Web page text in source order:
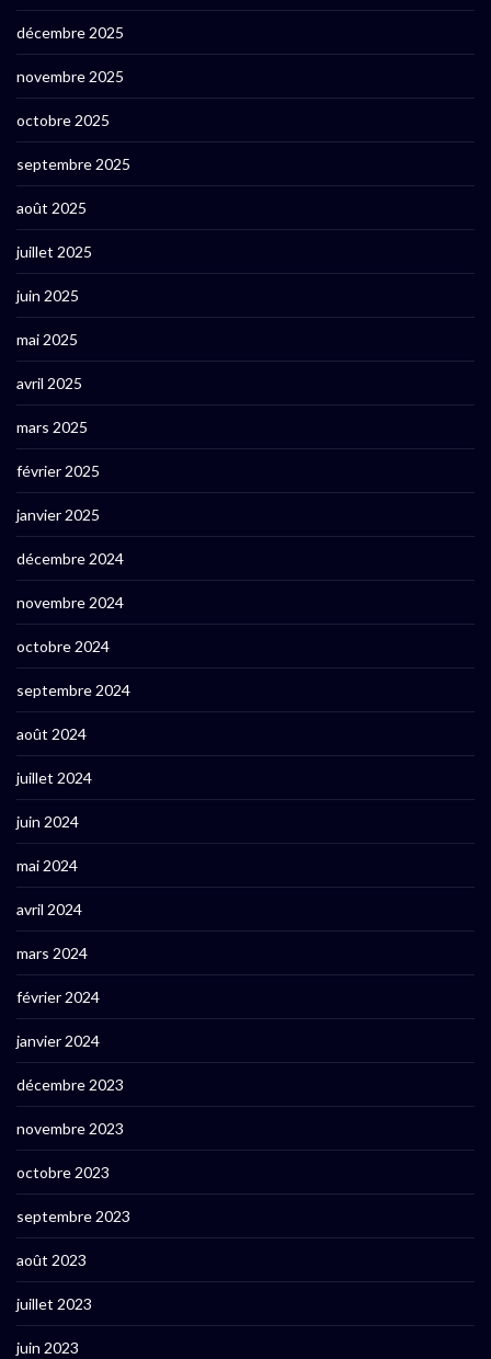
décembre 2025
novembre 2025
octobre 2025
septembre 2025
août 2025
juillet 2025
juin 2025
mai 2025
avril 2025
mars 2025
février 2025
janvier 2025
décembre 2024
novembre 2024
octobre 2024
septembre 2024
août 2024
juillet 2024
juin 2024
mai 2024
avril 2024
mars 2024
février 2024
janvier 2024
décembre 2023
novembre 2023
octobre 2023
septembre 2023
août 2023
juillet 2023
juin 2023